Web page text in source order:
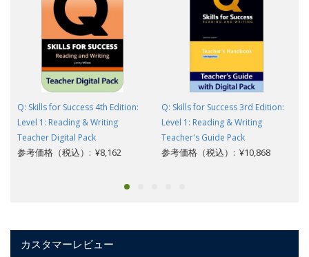
Q: Skills for Success 4th Edition:
Level 1: Reading & Writing
Teacher Digital Pack
参考価格（税込）: ¥8,162
Q: Skills for Success 3rd Edition:
Level 1: Reading & Writing
Teacher's Guide Pack
参考価格（税込）: ¥10,868
カスタマーレビュー